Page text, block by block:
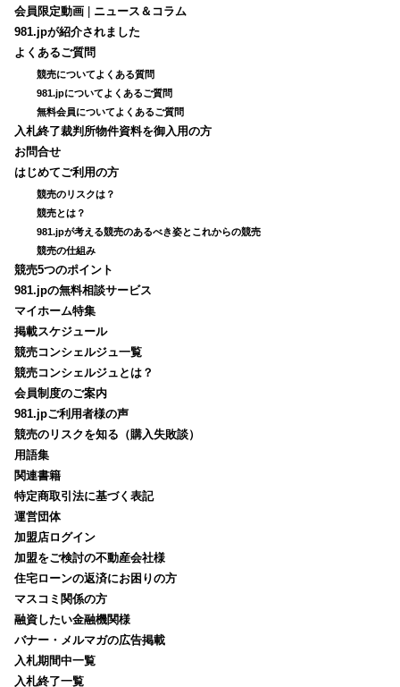
会員限定動画
ニュース＆コラム
981.jpが紹介されました
よくあるご質問
競売についてよくある質問
981.jpについてよくあるご質問
無料会員についてよくあるご質問
入札終了裁判所物件資料を御入用の方
お問合せ
はじめてご利用の方
競売のリスクは？
競売とは？
981.jpが考える競売のあるべき姿とこれからの競売
競売の仕組み
競売5つのポイント
981.jpの無料相談サービス
マイホーム特集
掲載スケジュール
競売コンシェルジュ一覧
競売コンシェルジュとは？
会員制度のご案内
981.jpご利用者様の声
競売のリスクを知る（購入失敗談）
用語集
関連書籍
特定商取引法に基づく表記
運営団体
加盟店ログイン
加盟をご検討の不動産会社様
住宅ローンの返済にお困りの方
マスコミ関係の方
融資したい金融機関様
バナー・メルマガの広告掲載
入札期間中一覧
入札終了一覧